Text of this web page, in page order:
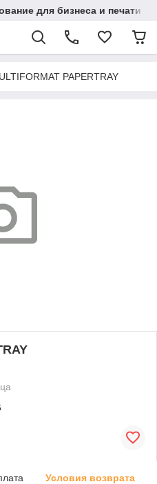
для бизнеса и печати в
PAPERTRAY
Условия возврата